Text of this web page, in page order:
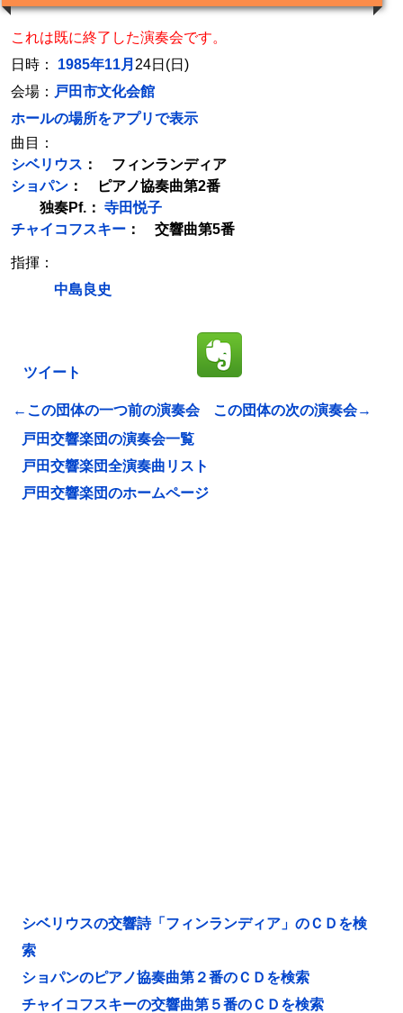
これは既に終了した演奏会です。
日時： 1985年11月 24日(日)
会場： 戸田市文化会館
ホールの場所をアプリで表示
曲目：
シベリウス ： フィンランディア
ショパン ： ピアノ協奏曲第2番
独奏Pf.： 寺田悦子
チャイコフスキー ： 交響曲第5番
指揮：
中島良史
ツイート
←この団体の一つ前の演奏会
この団体の次の演奏会→
戸田交響楽団の演奏会一覧
戸田交響楽団全演奏曲リスト
戸田交響楽団のホームページ
シベリウスの交響詩「フィンランディア」のＣＤを検
索
ショパンのピアノ協奏曲第２番のＣＤを検索
チャイコフスキーの交響曲第５番のＣＤを検索